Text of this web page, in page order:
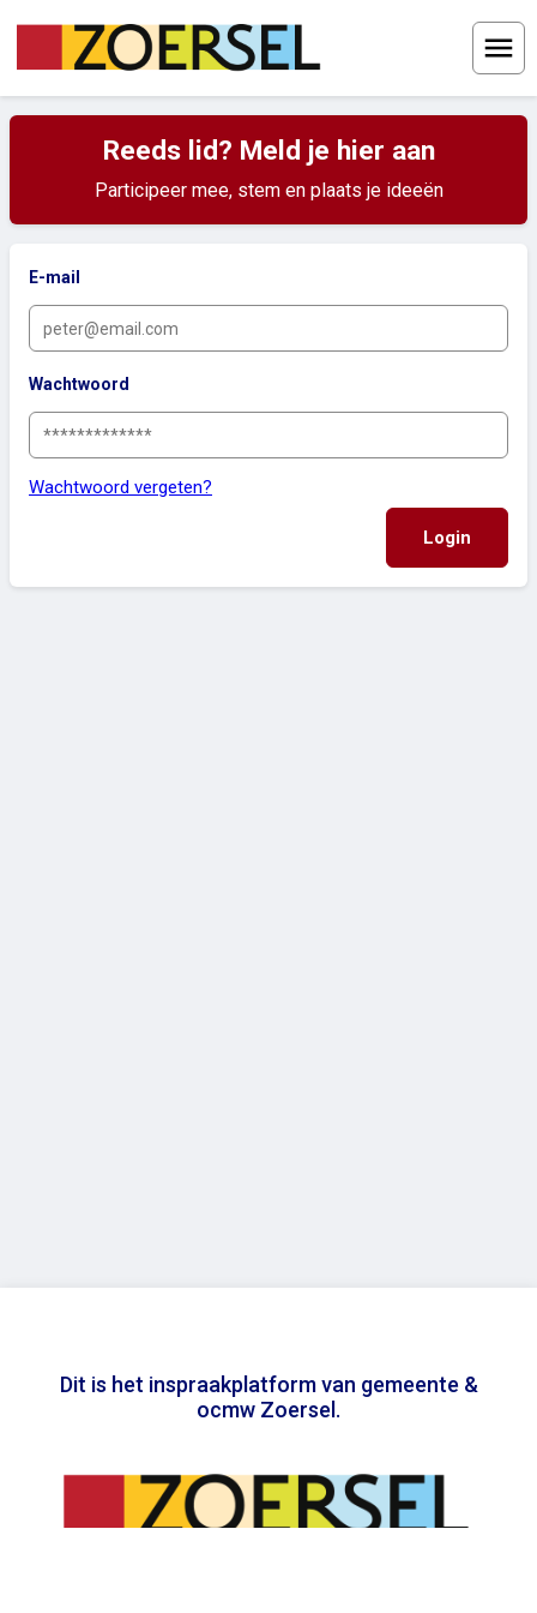
Reeds lid? Meld je hier aan
Participeer mee, stem en plaats je ideeën
E-mail
Wachtwoord
Wachtwoord vergeten?
Login
Dit is het inspraakplatform van gemeente &
ocmw Zoersel